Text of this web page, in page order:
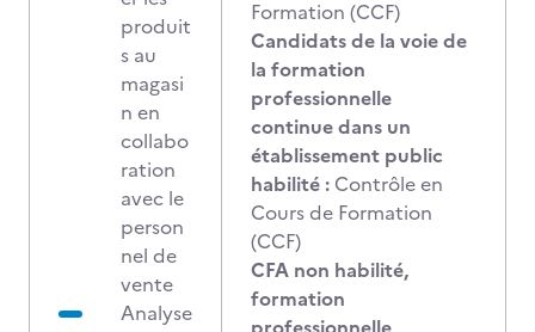
produit
s au
magasi
n en
collabo
ration
avec le
person
nel de
vente
Analyse
Formation (CCF)
Candidats de la voie de
la formation
professionnelle
continue dans un
établissement public
habilité : Contrôle en
Cours de Formation
(CCF)
CFA non habilité,
formation